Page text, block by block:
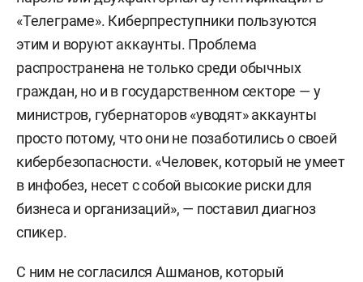
«Телеграме». Киберпреступники пользуются
этим и воруют аккаунты. Проблема
распространена не только среди обычных
граждан, но и в государственном секторе — у
министров, губернаторов «уводят» аккаунты
просто потому, что они не позаботились о своей
кибербезопасности. «Человек, который не умеет
в инфобез, несет с собой высокие риски для
бизнеса и организаций», — поставил диагноз
спикер.
С ним не согласился Ашманов, который